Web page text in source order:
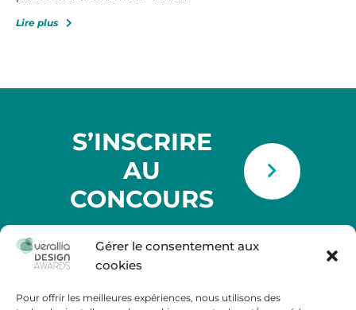
Gérer le consentement aux
cookies
Pour offrir les meilleures expériences, nous utilisons des
Lire plus
S’INSCRIRE
AU
CONCOURS
Tour Carpe Diem